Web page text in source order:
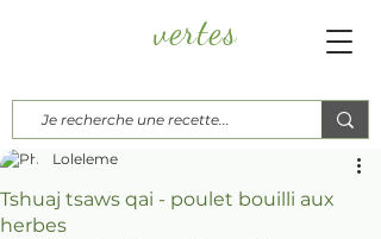
Papayesvertes
Tshuaj tsaws qai - poulet bouilli aux
herbes
Loleleme